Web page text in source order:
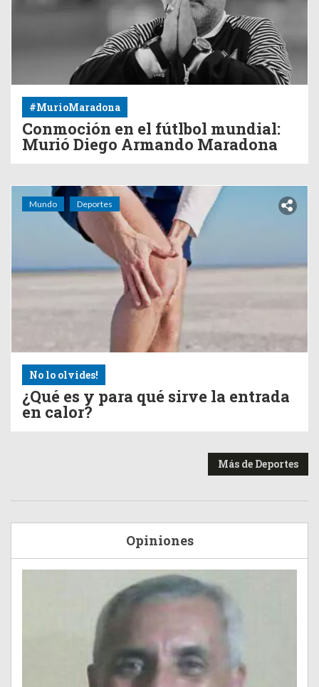
#MurioMaradona
Conmoción en el fútlbol mundial:
Murió Diego Armando Maradona
Mundo Deportes
No lo olvides!
¿Qué es y para qué sirve la entrada
en calor?
Más de Deportes
Opiniones